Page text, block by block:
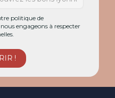
politique de
engageons à respecter